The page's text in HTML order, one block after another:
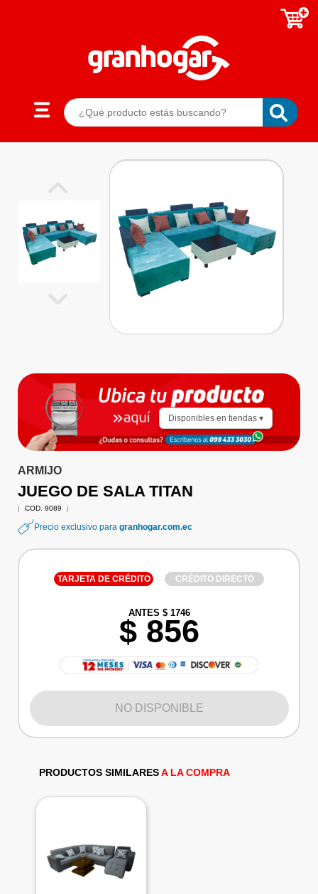
Disponibles en tiendas ▾
ARMIJO
JUEGO DE SALA TITAN
| COD. 9089 |
Precio exclusivo para granhogar.com.ec
TARJETA DE CRÉDITO CRÉDITO DIRECTO
ANTES $ 1746
$ 856
NO DISPONIBLE
PRODUCTOS SIMILARESA LA COMPRA